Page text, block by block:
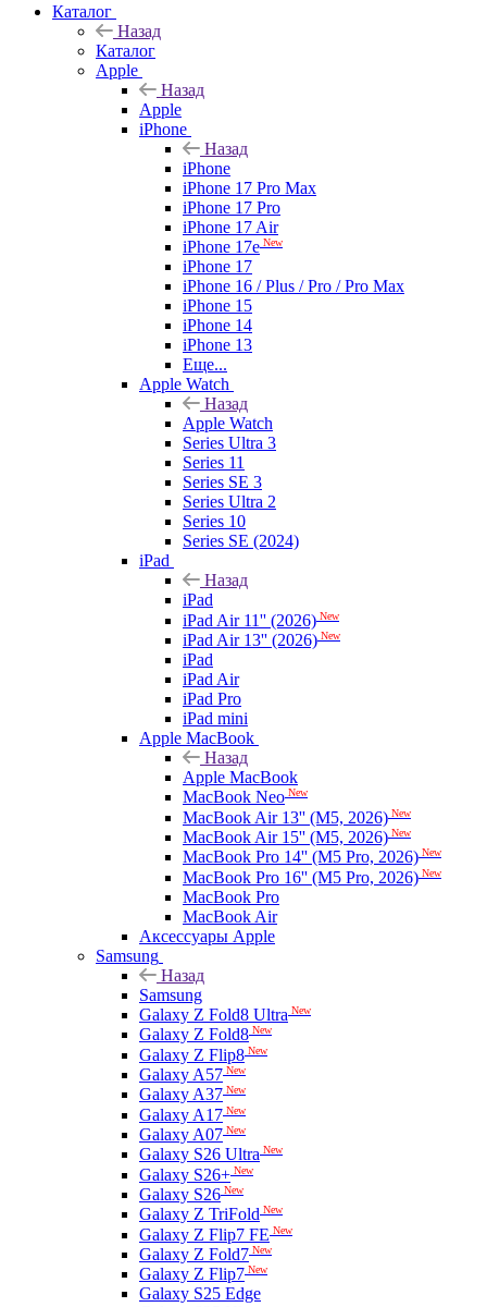
Каталог
Назад
Каталог
Apple
Назад
Apple
iPhone
Назад
iPhone
iPhone 17 Pro Max
iPhone 17 Pro
iPhone 17 Air
iPhone 17e New
iPhone 17
iPhone 16 / Plus / Pro / Pro Max
iPhone 15
iPhone 14
iPhone 13
Еще...
Apple Watch
Назад
Apple Watch
Series Ultra 3
Series 11
Series SE 3
Series Ultra 2
Series 10
Series SE (2024)
iPad
Назад
iPad
iPad Air 11'' (2026) New
iPad Air 13'' (2026) New
iPad
iPad Air
iPad Pro
iPad mini
Apple MacBook
Назад
Apple MacBook
MacBook Neo New
MacBook Air 13'' (M5, 2026) New
MacBook Air 15'' (M5, 2026) New
MacBook Pro 14'' (M5 Pro, 2026) New
MacBook Pro 16'' (M5 Pro, 2026) New
MacBook Pro
MacBook Air
Аксессуары Apple
Samsung
Назад
Samsung
Galaxy Z Fold8 Ultra New
Galaxy Z Fold8 New
Galaxy Z Flip8 New
Galaxy A57 New
Galaxy A37 New
Galaxy A17 New
Galaxy A07 New
Galaxy S26 Ultra New
Galaxy S26+ New
Galaxy S26 New
Galaxy Z TriFold New
Galaxy Z Flip7 FE New
Galaxy Z Fold7 New
Galaxy Z Flip7 New
Galaxy S25 Edge